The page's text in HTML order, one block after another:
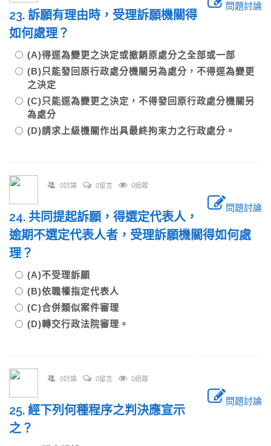
問題討論
23. 訴願有理由時，受理訴願機關得
如何處理？
(A)得逕為變更之決定或撤銷原處分之全部或一部
(B)只能發回原行政處分機關另為處分，不得逕為變更
之決定
(C)只能逕為變更之決定，不得發回原行政處分機關另
為處分
(D)請求上級機關作出具最終拘束力之行政處分。
0討論 0留言 0追蹤
問題討論
24. 共同提起訴願，得選定代表人，
逾期不選定代表人者，受理訴願機關得如何處
理？
(A)不受理訴願
(B)依職權指定代表人
(C)合併類似案件審理
(D)轉交行政法院審理。
0討論 0留言 0追蹤
問題討論
25. 經下列何種程序之判決應宣示
之？